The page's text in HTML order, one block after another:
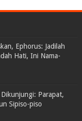
Ephorus: Jadilah
Hati, Ini Nama-
Parapat,
Sipiso-piso